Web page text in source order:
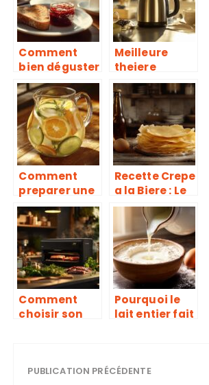
les gourmets
pour votre
filet mignon
Comment
bien déguster
une biscotte
avec de la
confiture au
petit-
déjeuner
Meilleure
theiere
electrique
2021 : Guide
d’achat
simplifie pour
debutants
Comment
preparer une
delicieuse
sangria
blanche
petillante aux
agrumes et
herbes
fraiches en 10
minutes
Recette Crepe
a la Biere : Le
Secret d’une
Pate Ultra-
Legere et
Croustillante
Comment
choisir son
fumage à
Pourquoi le
lait entier fait
PUBLICATION PRÉCÉDENTE